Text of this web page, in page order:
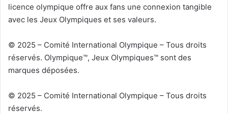
licence olympique offre aux fans une connexion tangible
avec les Jeux Olympiques et ses valeurs.
© 2025 – Comité International Olympique – Tous droits
réservés. Olympique™, Jeux Olympiques™ sont des
marques déposées.
© 2025 – Comité International Olympique – Tous droits
réservés.